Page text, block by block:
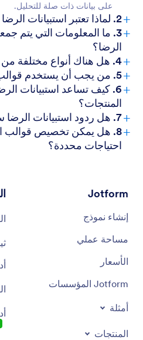
على بيانات ذات صلة للتحليل.
+2. لماذا تعتبر استبيانات الرضا مهمة؟
+
3. ما المعلومات التي يتم
الرضا؟
+4. هل هناك أنواع مختلفة من استبيانات الرضا؟
+5. من يجب أن يستخدم قوالب استبيانات الرضا؟
+
6. كيف تساعد استبيانات
المنتجات؟
+7. هل ردود استبيانات الرضا سرية؟
+
8. هل يمكن تخصيص قوالب
احتياجات محددة؟
Jotform
إنشاء نموذج
مساحة عملي
الأسعار
Jotform المؤسسات
أمثلة
المنتجات